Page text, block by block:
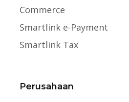
Commerce
Smartlink e-Payment
Smartlink Tax
Perusahaan